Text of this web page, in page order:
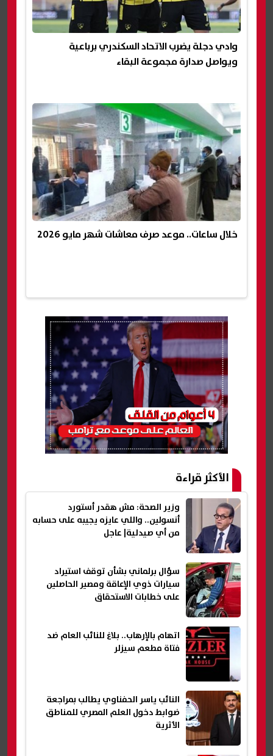
وادي دجلة يضرب الاتحاد السكندري برباعية
ويواصل صدارة مجموعة البقاء
خلال ساعات.. موعد صرف معاشات شهر مايو 2026
الأكثر قراءة
وزير الصحة: مش هقدر أستورد
أنسولين.. واللي عايزه يجيبه على حسابه
من أي صيدلية| عاجل
سؤال برلماني بشأن توقف استيراد
سيارات ذوي الإعاقة ومصير الحاصلين
على خطابات الاستحقاق
اتهام بالإرهاب.. بلاغ للنائب العام ضد
فتاة مطعم سيزلر
النائب ياسر الحفناوي يطالب بمراجعة
ضوابط دخول العلم المصري للمناطق
الأثرية